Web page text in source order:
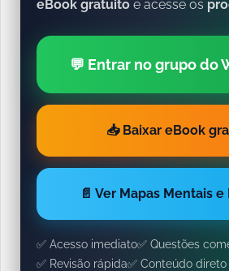
eBook gratuito e acesse os
💬 Entrar no grupo do
📥 Baixar eBook
📄 Ver Mapas Mentais
✅ Acesso imediato✅ Questões
✅ Revisão rápida✅ Conteúdo direto